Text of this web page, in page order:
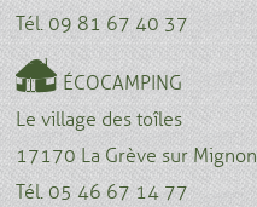
Tél. 09 81 67 40 37
ÉCOCAMPING
Le village des toîles
17170 La Grève sur Mignon
Tél. 05 46 67 14 77